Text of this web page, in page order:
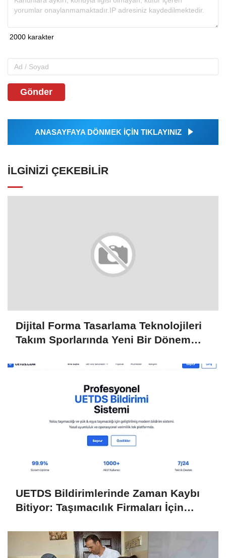
Gönder
ANASAYFAYA DÖNMEK İÇİN TIKLAYINIZ
İLGINIZI ÇEKEBILIR
Dijital Forma Tasarlama Teknolojileri
Takım Sporlarında Yeni Bir Dönem
UETDS Bildirimlerinde Zaman Kaybı
Bitiyor: Taşımacılık Firmaları İçin